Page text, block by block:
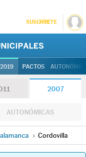
SUSCRÍBETE
2019 PACTOS
2007
AUTONÓMICAS
» Cordovilla